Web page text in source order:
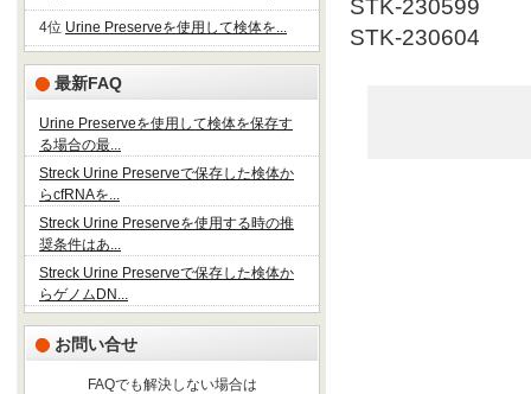
4位 Urine Preserveを使用して検体を...
最新FAQ
Urine Preserveを使用して検体を保存す
る場合の最...
Streck Urine Preserveで保存した検体か
らcfRNAを...
Streck Urine Preserveを使用する時の推
奨条件はあ...
Streck Urine Preserveで保存した検体か
らゲノムDN...
お問い合せ
FAQでも解決しない場合は
STK-230599
STK-230604